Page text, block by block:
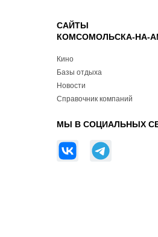
САЙТЫ
КОМСОМОЛЬСКА-НА-
Кино
Базы отдыха
Новости
Справочник компаний
МЫ В СОЦИАЛЬНЫХ